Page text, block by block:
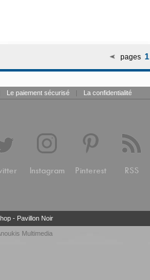
pages 1
Le paiement sécurisé | La confidentialité
Instagram Pinterest RSS
- Pavillon Noir
Multimedia